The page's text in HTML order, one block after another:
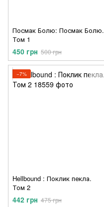
Посмак Болю: Посмак Болю.
Том 1
450 грн 500 грн
−7%
Hellbound : Поклик пекла.
Том 2
442 грн 475 грн